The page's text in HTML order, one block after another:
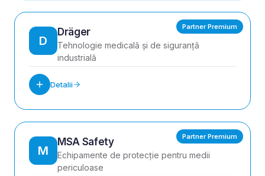
D
Dräger
Tehnologie medicală și de siguranță
industrială
Detalii
Partner Premium
M
MSA Safety
Echipamente de protecție pentru medii
periculoase
Partner Premium